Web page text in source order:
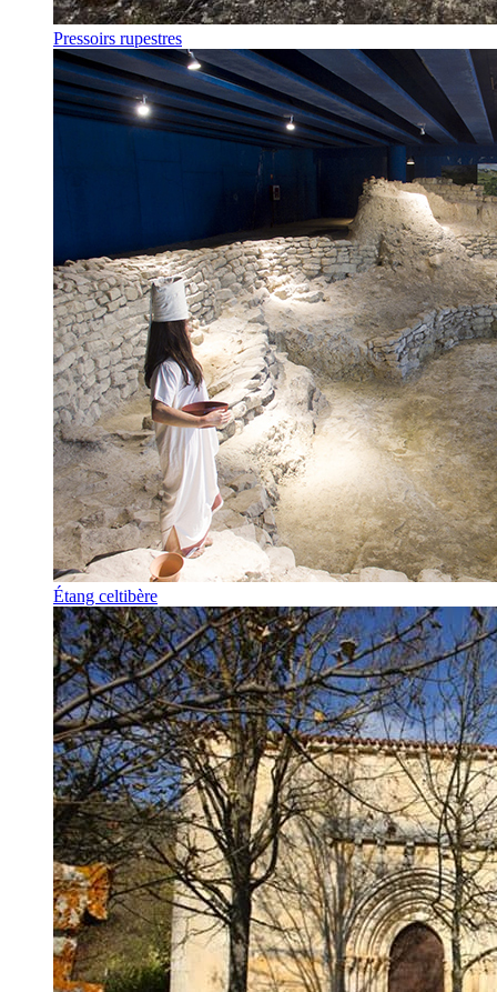
Pressoirs rupestres
Étang celtibère